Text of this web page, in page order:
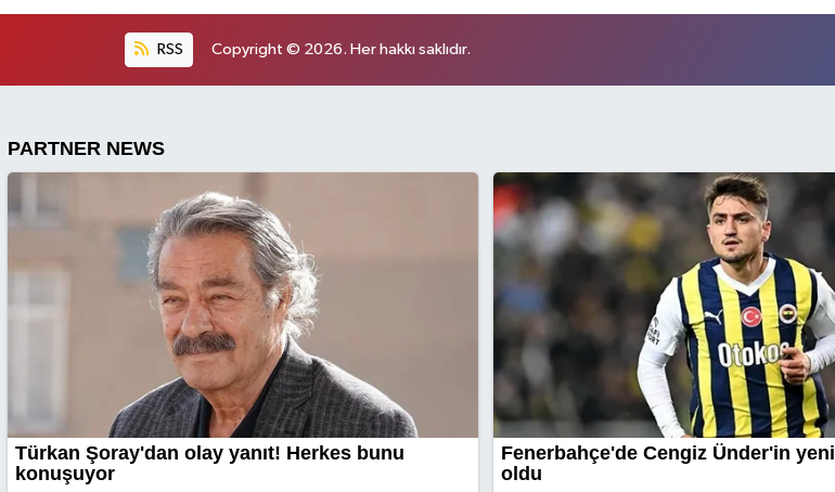
RSS Copyright © 2026. Her hakkı saklıdır.